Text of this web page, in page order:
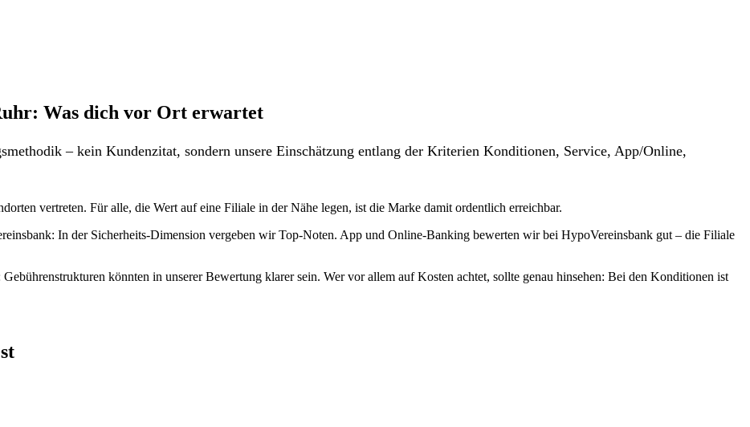
Was dich vor Ort erwartet
– kein Kundenzitat, sondern unsere Einschätzung entlang der Kriterien Konditionen, Service, App/Online,
vertreten. Für alle, die Wert auf eine Filiale in der Nähe legen, ist die Marke damit ordentlich erreichbar.
In der Sicherheits-Dimension vergeben wir Top-Noten. App und Online-Banking bewerten wir bei HypoVereinsbank gut – die Filiale
könnten in unserer Bewertung klarer sein. Wer vor allem auf Kosten achtet, sollte genau hinsehen: Bei den Konditionen ist